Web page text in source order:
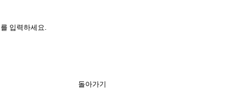
입력하세요.
돌아가기